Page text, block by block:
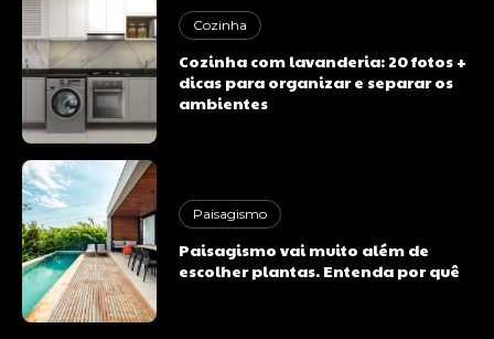
Cozinha
Cozinha com lavanderia: 20 fotos +
dicas para organizar e separar os
ambientes
Paisagismo
Paisagismo vai muito além de
escolher plantas. Entenda por quê